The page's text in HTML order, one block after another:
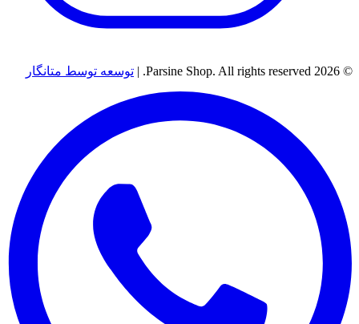
© 2026 Parsine Shop. All rights reserved. | توسعه توسط متانگار